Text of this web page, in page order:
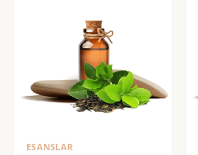
ESANSLAR